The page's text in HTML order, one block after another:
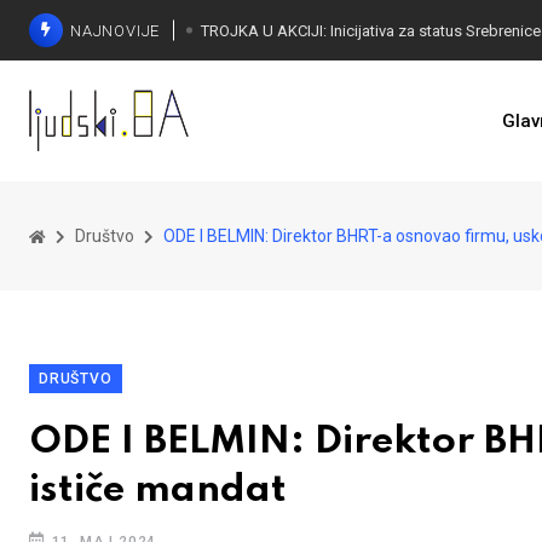
NAJNOVIJE
Društvo ODE I BELMIN: Direktor BHRT-a osnovao firmu,
DRUŠTVO
ODE I BELMIN: Direktor
ističe mandat